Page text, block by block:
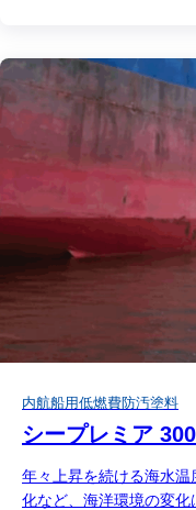
内航船用低燃費防汚塗料
シープレミア
年々上昇を続ける海水
化など、海洋環境の変